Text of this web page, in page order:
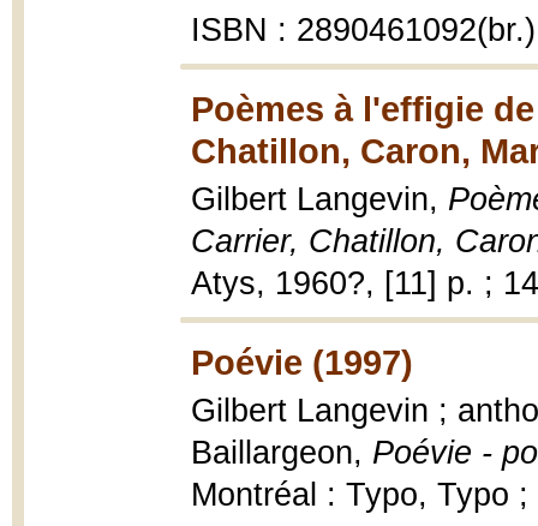
ISBN : 2890461092(br.)
Poèmes à l'effigie
Chatillon, Caron,
Gilbert Langevin,
Carrier, Chatillon,
Atys, 1960?, [11] p. ;
Poévie (1997)
Gilbert Langevin ;
Baillargeon, Poévie -
Montréal : Typo, Typo